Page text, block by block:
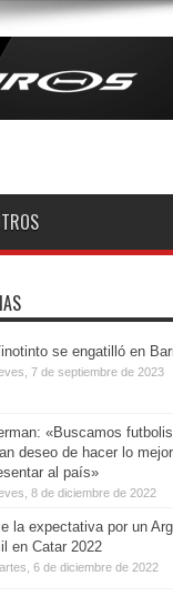
se engatilló en
7 de septiembre de 2023
«Buscamos
deseo de hacer lo
al país»
8 de diciembre de 2022
la expectativa por un
en Catar 2022
6 de diciembre de 2022